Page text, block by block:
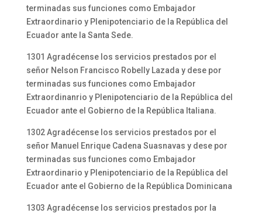
terminadas sus funciones como Embajador
Extraordinario y Plenipotenciario de la República del
Ecuador ante la Santa Sede.
1301 Agradécense los servicios prestados por el
señor Nelson Francisco Robelly Lazada y dese por
terminadas sus funciones como Embajador
Extraordinanrio y Plenipotenciario de la República del
Ecuador ante el Gobierno de la República Italiana.
1302 Agradécense los servicios prestados por el
señor Manuel Enrique Cadena Suasnavas y dese por
terminadas sus funciones como Embajador
Extraordinario y Plenipotenciario de la República del
Ecuador ante el Gobierno de la República Dominicana
1303 Agradécense los servicios prestados por la